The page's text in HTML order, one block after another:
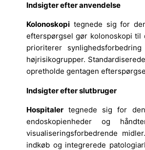
Indsigter efter anvendelse
Kolonoskopi tegnede sig for
efterspørgsel gør kolonoskopi til
prioriterer
højrisikogrupper.
opretholde gentagen
Indsigter efter slutbruger
Hospitaler tegnede sig for
endoskopienheder og
visualiseringsforbedrende
indkøb og integrerede